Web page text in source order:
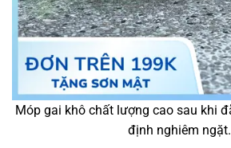
Móp gai khô chất lượng cao sau khi
định nghiêm ngặt.